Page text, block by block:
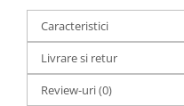
Caracteristici
Livrare si retur
Review-uri(0)